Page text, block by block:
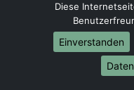
Umzug von
Umzug von
Umzug von
Umzug von
Diese
Einverstanden